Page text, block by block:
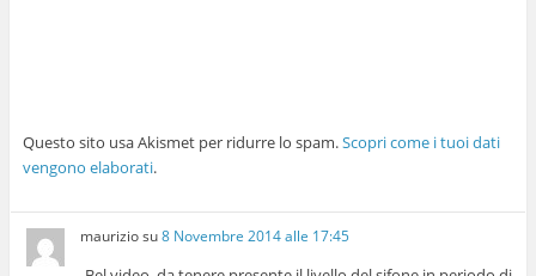
Questo sito usa Akismet per ridurre lo spam.Scopri come i tuoi dati
vengono elaborati.
mauriziosu8 Novembre 2014 alle 17:45